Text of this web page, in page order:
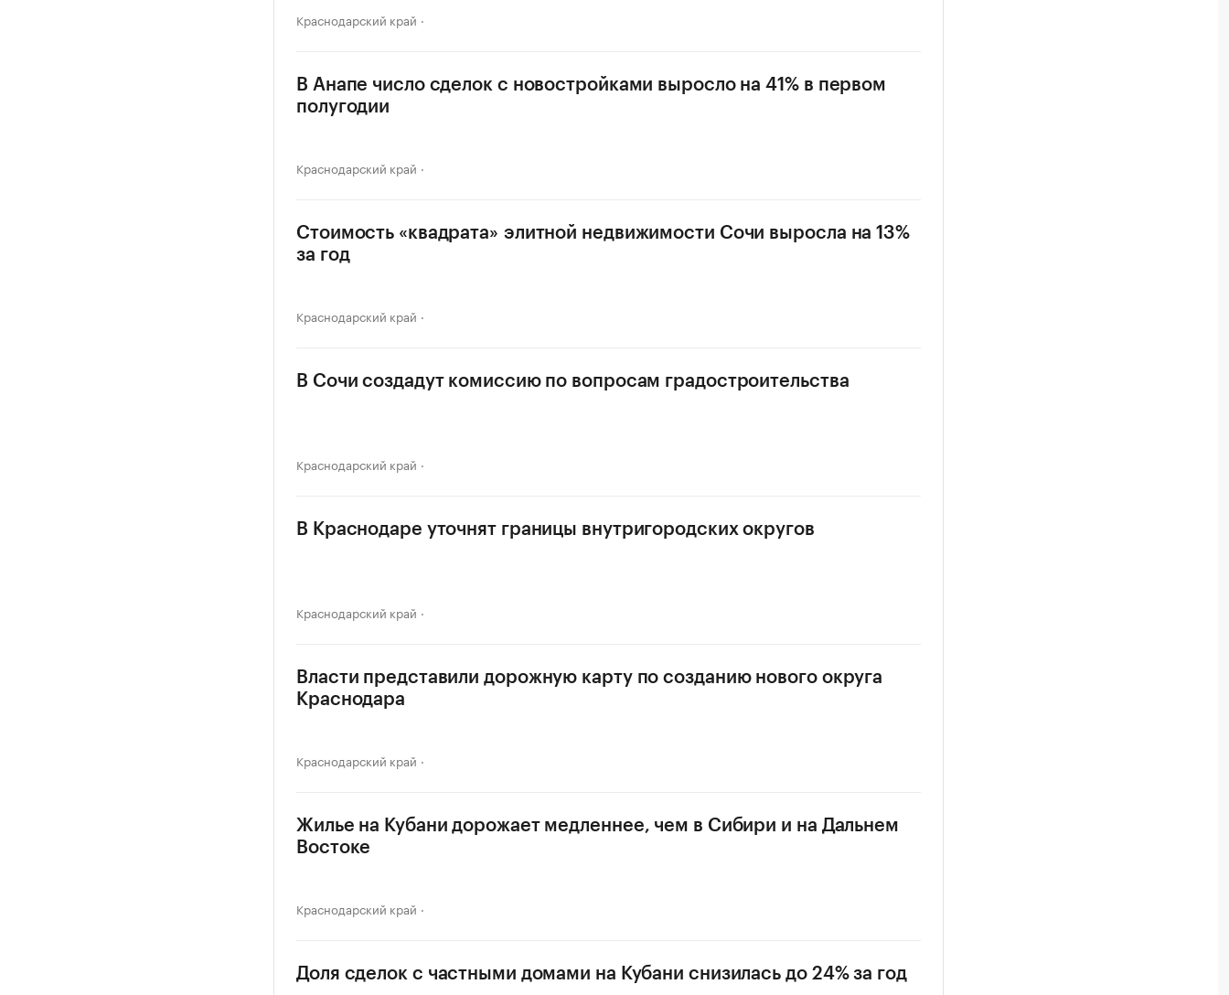
Краснодарский край
В Анапе число сделок с новостройками выросло на 41% в первом
полугодии
Краснодарский край
Стоимость «квадрата» элитной недвижимости Сочи выросла на 13%
за год
Краснодарский край
В Сочи создадут комиссию по вопросам градостроительства
Краснодарский край
В Краснодаре уточнят границы внутригородских округов
Краснодарский край
Власти представили дорожную карту по созданию нового округа
Краснодара
Краснодарский край
Жилье на Кубани дорожает медленнее, чем в Сибири и на Дальнем
Востоке
Краснодарский край
Доля сделок с частными домами на Кубани снизилась до 24% за год